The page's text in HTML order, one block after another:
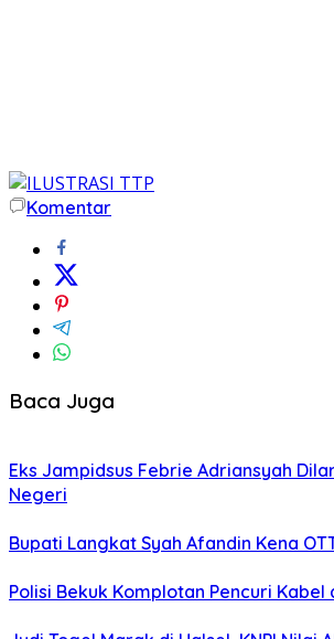
Komentar
Baca Juga
Eks Jampidsus Febrie Adriansyah
Negeri
Bupati Langkat Syah Afandin Kena
Polisi Bekuk Komplotan Pencuri Kabel